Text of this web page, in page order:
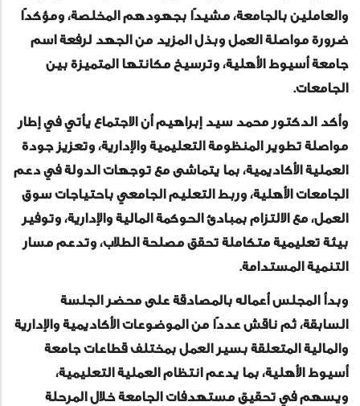
والعاملين بالجامعة، مشيدًا بجهودهم المخلصة، ومؤكدًا
ضرورة مواصلة العمل وبذل المزيد من الجهد لرفعة اسم
جامعة أسيوط الأهلية، وترسيخ مكانتها المتميزة بين
الجامعات.
وأكد الدكتور محمد سيد إبراهيم أن الاجتماع يأتي في إطار
مواصلة تطوير المنظومة التعليمية والإدارية، وتعزيز جودة
العملية الأكاديمية، بما يتماشى مع توجهات الدولة في دعم
الجامعات الأهلية، وربط التعليم الجامعي باحتياجات سوق
العمل، مع الالتزام بمبادئ الحوكمة المالية والإدارية، وتوفير
بيئة تعليمية متكاملة تحقق مصلحة الطلاب، وتدعم مسار
التنمية المستدامة.
وبدأ المجلس أعماله بالمصادقة على محضر الجلسة
السابقة، ثم ناقش عددًا من الموضوعات الأكاديمية والإدارية
والمالية المتعلقة بسير العمل بمختلف قطاعات جامعة
أسيوط الأهلية، بما يدعم انتظام العملية التعليمية،
ويسهم في تحقيق مستهدفات الجامعة خلال المرحلة